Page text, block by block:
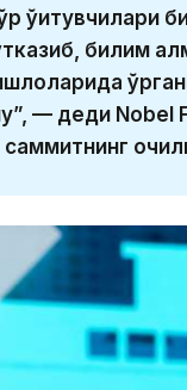
ўқитувчилари
билим
— деди Nobel
саммитнинг